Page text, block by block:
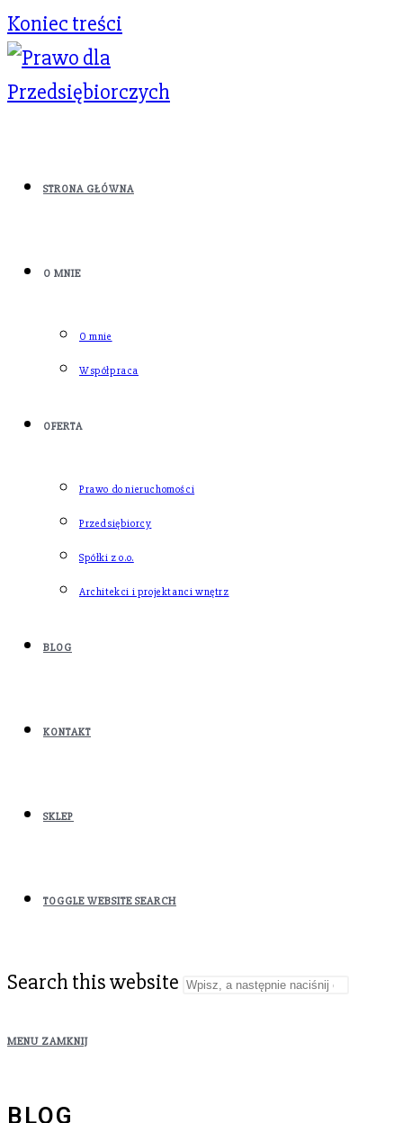
Koniec treści
STRONA GŁÓWNA
O MNIE
O mnie
Współpraca
OFERTA
Prawo do nieruchomości
Przedsiębiorcy
Spółki z o.o.
Architekci i projektanci wnętrz
BLOG
KONTAKT
SKLEP
TOGGLE WEBSITE SEARCH
Search this website
MENU ZAMKNIJ
BLOG